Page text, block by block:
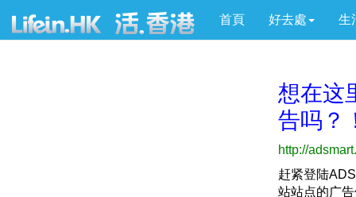
首頁 好去處 生